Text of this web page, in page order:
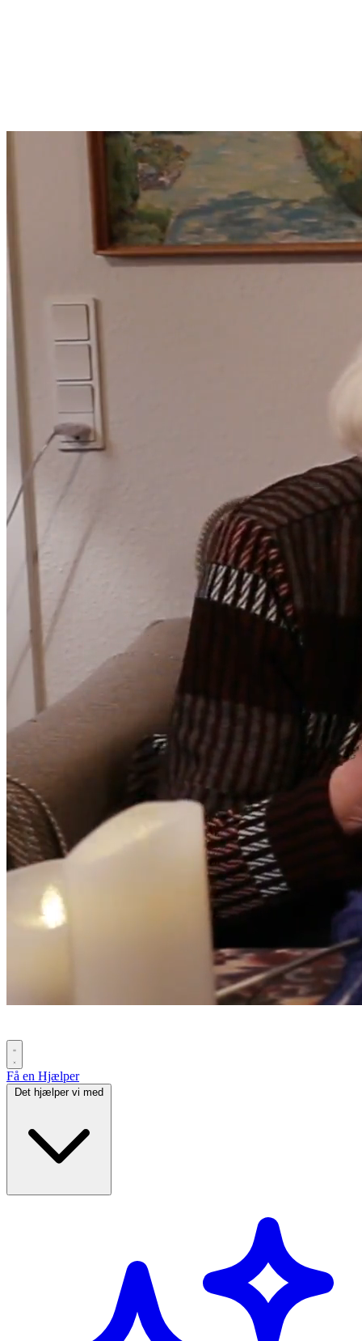
Få en Hjælper
Det hjælper vi med